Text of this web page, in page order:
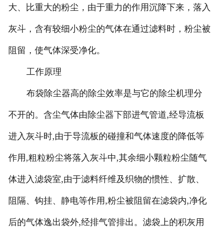
大、比重大的粉尘，由于重力的作用沉降下来，落入
灰斗，含有较细小粉尘的气体在通过滤料时，粉尘被
阻留，使气体深受净化。
工作原理
布袋除尘器高的除尘效率是与它的除尘机理分
不开的。含尘气体由除尘器下部进气管道,经导流板
进入灰斗时,由于导流板的碰撞和气体速度的降低等
作用,粗粒粉尘将落入灰斗中,其余细小颗粒粉尘随气
体进入滤袋室,由于滤料纤维及织物的惯性、扩散、
阻隔、钩挂、静电等作用,粉尘被阻留在滤袋内,净化
后的气体逸出袋外,经排气管排出。滤袋上的积灰用